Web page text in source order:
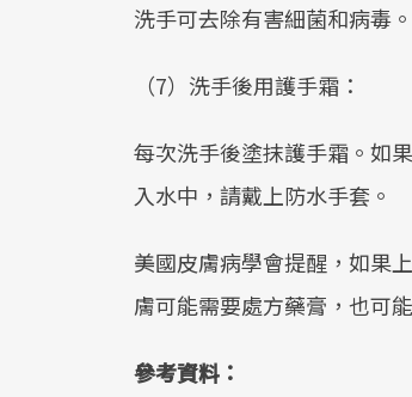
洗手可去除有害細菌和病毒
（7）洗手後用護手霜：
每次洗手後塗抹護手霜。如
入水中，請戴上防水手套。
美國皮膚病學會提醒，如果
膚可能需要處方藥膏，也可
參考資料：